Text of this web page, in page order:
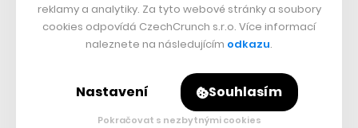
reklamy a analytiky. Za tyto webové stránky a soubory
cookies odpovídá CzechCrunch s.r.o. Více informací
naleznete na následujícím odkazu.
Nastavení Souhlasím
Pokračovat s nezbytnými cookies